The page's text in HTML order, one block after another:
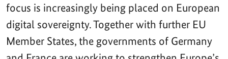
focus is increasingly being placed on European
digital sovereignty. Together with further EU
Member States, the governments of Germany